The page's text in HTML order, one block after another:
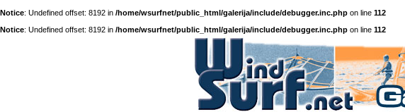
Notice: Undefined offset: 8192 in /home/wsurfnet/public_html/galerija/include/debugger.inc.php on line 112
Notice: Undefined offset: 8192 in /home/wsurfnet/public_html/galerija/include/debugger.inc.php on line 112